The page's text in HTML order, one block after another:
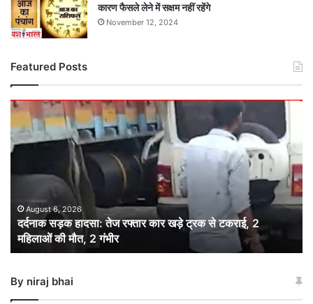
कारण फैसले लेने में सक्षम नहीं रहेंगे
November 12, 2024
Featured Posts
दर्दनाक
हादसा:
तेज
कार
ट्रक
टकराई,
2
की
मौत,
August 6, 2026
दर्दनाक सड़क हादसा: तेज रफ्तार कार खड़े ट्रक से टकराई, 2
महिलाओं की मौत, 2 गंभीर
By niraj bhai